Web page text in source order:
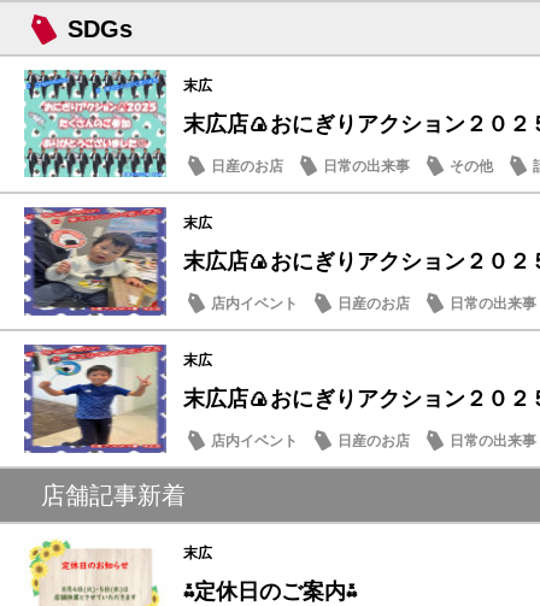
SDGs
末広
末広店🍙おにぎりアクション２０２
日産のお店 日常の出来事 その他
末広
末広店🍙おにぎりアクション２０２
店内イベント 日産のお店 日常の出来事
末広
末広店🍙おにぎりアクション２０２
店内イベント 日産のお店 日常の出来事
店舗記事新着
末広
⁂定休日のご案内⁂